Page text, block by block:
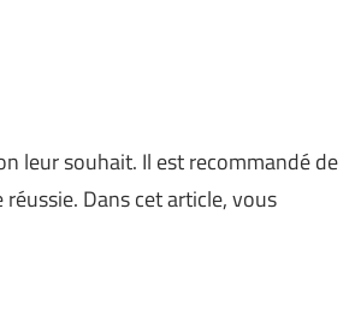
leur souhait. Il est recommandé de
Dans cet article, vous